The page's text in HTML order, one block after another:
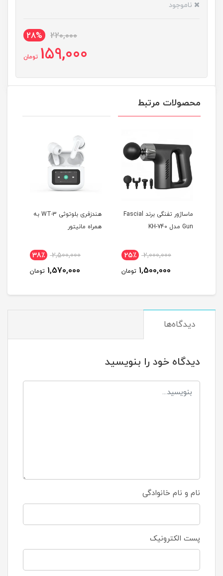
ناموجود
220,000
28%
159,000 تومان
محصولات مرتبط
ماساژور تفنگی برند Fascial
Gun مدل KH-740
2,000,000 25٪
1,500,000 تومان
هندزفری بلوتوثی WT-3 به
همراه مانیتور
2,500,000 38٪
1,570,000 تومان
دیدگاه‌ها
دیدگاه خود را بنویسید
نام و نام خانوادگی
پست الکترونیک